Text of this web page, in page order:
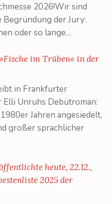
2026!Wir sind
der Jury:
oder so lange…
im Trüben« in der
in Frankfurter
Elli Unruhs Debütroman:
Jahren angesiedelt,
großer sprachlicher
heute, 22.12.,
2025 der